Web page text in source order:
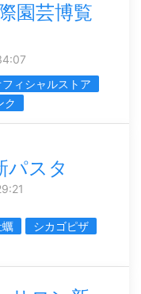
園芸博覧
フィシャルストア
ク
パスタ
蠣
シカゴピザ